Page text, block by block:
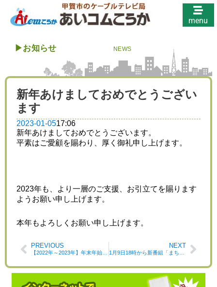
menu
▶︎お知らせ NEWS
新年あけましておめでとうござい
ます
2023-01-0517:06
新年あけましておめでとうございます。
平素はご愛顧を賜わり、厚く御礼申し上げます。
2023年も、より一層のご支援、お引立てを賜ります
ようお願い申し上げます。
本年もよろしくお願い申し上げます。
PREVIOUS NEXT